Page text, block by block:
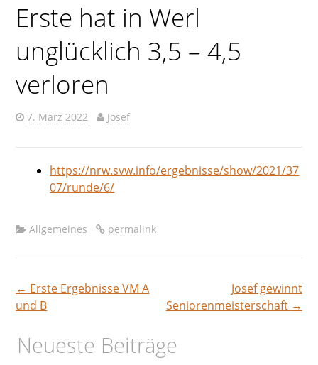
Erste hat in Werl
unglücklich 3,5 – 4,5
verloren
7. März 2022 Josef
https://nrw.svw.info/ergebnisse/show/2021/37
07/runde/6/
Allgemeines permalink
Beitragsnavigation
← Erste Ergebnisse VM A
und B
Josef gewinnt
Seniorenmeisterschaft →
Neueste Beiträge